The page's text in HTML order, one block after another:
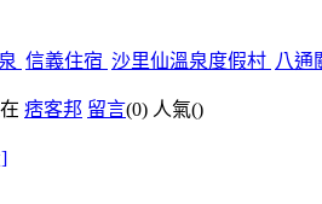
信義住宿 沙里仙溫泉度假村 八通
痞客邦 留言(0) 人氣()